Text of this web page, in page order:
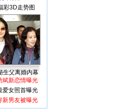
彩3D走势图
生父离婚内幕
斌新恋情曝光
爱女照首曝光
新男友被曝光